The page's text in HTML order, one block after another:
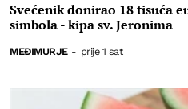
Svećenik donirao 18 tisuća
simbola - kipa sv. Jeronima
MEĐIMURJE - prije 1 sat